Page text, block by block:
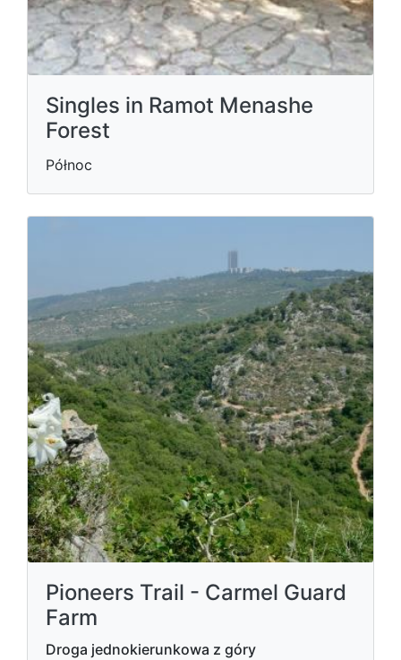
Singles in Ramot Menashe
Forest
Północ
Pioneers Trail - Carmel Guard
Farm
Droga jednokierunkowa z góry